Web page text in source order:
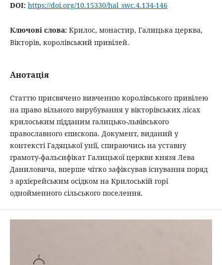
DOI: https://doi.org/10.15330/hal_swc.4.134-146
Ключові слова: Крилос, монастир, Галицька церква,
Вікторів, королівський привілей.
Анотація
Статтю присвячено вивченню королівського привілею
на право вільного вирубування у вікторівських лісах
крилоським підданим галицько-львівського
православного єпископа. Документ, виданий у
контексті Гадяцької унії, спираючись на уставну
грамоту-фальсифікат Галицької церкви князя Лева
Даниловича, вперше чітко зафіксував існування поряд
з архієрейським осідком на Крилоській горі
однойменного сільського поселення.